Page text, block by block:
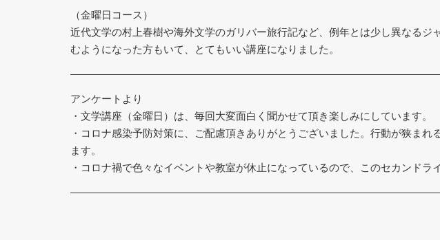
（金曜日コース）
近代文学の村上春樹や海外文学のガリバー旅行記など、例年とは少し異なる
むようになった方もいて、とてもいい講座になりました。
アンケートより
・文学講座（金曜日）は、毎回大変面白く聞かせて頂き楽しみにしています。
・コロナ感染予防対策に、ご配慮頂きありがとうございました。行動が狭ま
ます。
・コロナ禍で色々なイベントや教室が休止になっているので、このセカンドラ